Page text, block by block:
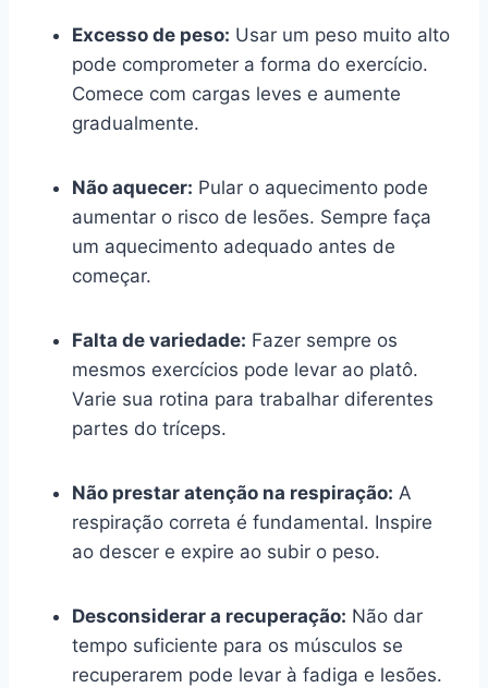
Excesso de peso: Usar um peso muito alto
pode comprometer a forma do exercício.
Comece com cargas leves e aumente
gradualmente.
Não aquecer: Pular o aquecimento pode
aumentar o risco de lesões. Sempre faça
um aquecimento adequado antes de
começar.
Falta de variedade: Fazer sempre os
mesmos exercícios pode levar ao platô.
Varie sua rotina para trabalhar diferentes
partes do tríceps.
Não prestar atenção na respiração: A
respiração correta é fundamental. Inspire
ao descer e expire ao subir o peso.
Desconsiderar a recuperação: Não dar
tempo suficiente para os músculos se
recuperarem pode levar à fadiga e lesões.